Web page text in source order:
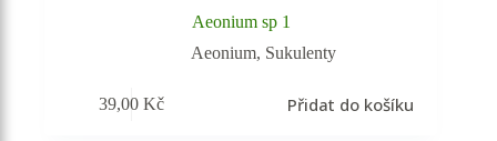
Aeonium sp 1
Aeonium, Sukulenty
39,00Kč Přidat do košíku